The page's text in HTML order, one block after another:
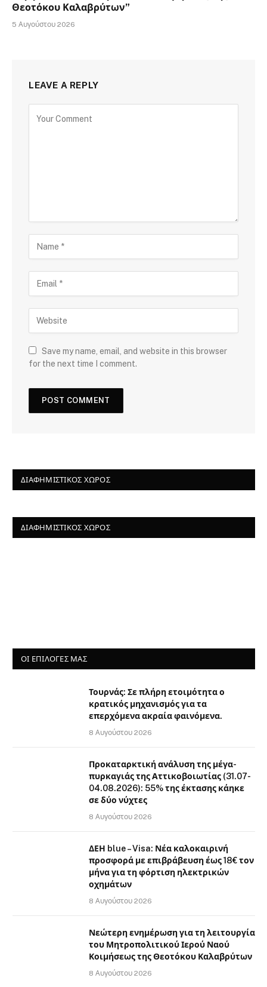
Θεοτόκου Καλαβρύτων”
5 Αυγούστου 2026
LEAVE A REPLY
Save my name, email, and website in this browser
for the next time I comment.
ΔΙΑΦΗΜΙΣΤΙΚΌΣ ΧΏΡΟΣ
ΔΙΑΦΗΜΙΣΤΙΚΌΣ ΧΏΡΟΣ
ΟΙ ΕΠΙΛΟΓΈΣ ΜΑΣ
Τουρνάς: Σε πλήρη ετοιμότητα ο
κρατικός μηχανισμός για τα
επερχόμενα ακραία φαινόμενα.
8 Αυγούστου 2026
Προκαταρκτική ανάλυση της μέγα-
πυρκαγιάς της Αττικοβοιωτίας (31.07-
04.08.2026): 55% της έκτασης κάηκε
σε δύο νύχτες
8 Αυγούστου 2026
ΔΕΗ blue – Visa: Νέα καλοκαιρινή
προσφορά με επιβράβευση έως 18€ τον
μήνα για τη φόρτιση ηλεκτρικών
οχημάτων
8 Αυγούστου 2026
Νεώτερη ενημέρωση για τη λειτουργία
του Μητροπολιτικού Ιερού Ναού
Κοιμήσεως της Θεοτόκου Καλαβρύτων
8 Αυγούστου 2026